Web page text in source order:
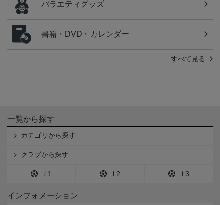
バラエティグッズ
書籍・DVD・カレンダー
すべて見る
一覧から探す
カテゴリから探す
クラブから探す
Ｊ1 Ｊ2 Ｊ3
インフォメーション